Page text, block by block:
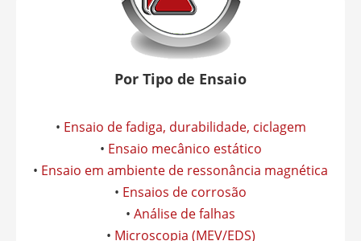
Por Tipo de Ensaio
• Ensaio de fadiga, durabilidade, ciclagem
• Ensaio mecânico estático
• Ensaio em ambiente de ressonância magnética
• Ensaios de corrosão
• Análise de falhas
• Microscopia (MEV/EDS)